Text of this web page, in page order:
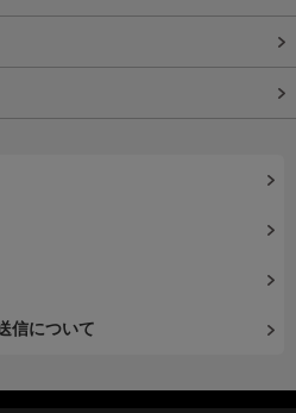
信について